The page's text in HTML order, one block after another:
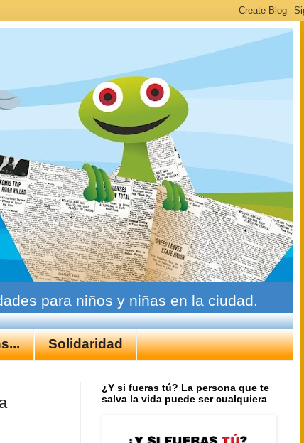
para niños y niñas en la ciudad.
Solidaridad
¿Y si fueras tú? La persona que te
salva la vida puede ser cualquiera